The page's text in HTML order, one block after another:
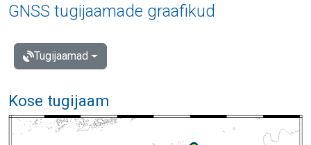
GNSS tugijaamade graafikud
Tugijaamad
Kose tugijaam